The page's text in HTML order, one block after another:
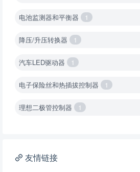
电池监测器和平衡器 1
降压/升压转换器 1
汽车LED驱动器 1
电子保险丝和热插拔控制器 1
理想二极管控制器 1
降压转换器（继承开关）
友情链接